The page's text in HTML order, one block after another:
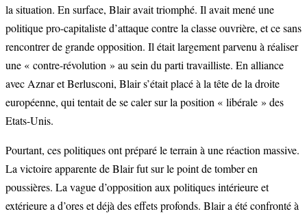
la situation. En surface, Blair avait triomphé. Il avait mené une
politique pro-capitaliste d’attaque contre la classe ouvrière, et ce sans
rencontrer de grande opposition. Il était largement parvenu à réaliser
une « contre-révolution » au sein du parti travailliste. En alliance
avec Aznar et Berlusconi, Blair s’était placé à la tête de la droite
européenne, qui tentait de se caler sur la position « libérale » des
Etats-Unis.
Pourtant, ces politiques ont préparé le terrain à une réaction massive.
La victoire apparente de Blair fut sur le point de tomber en
poussières. La vague d’opposition aux politiques intérieure et
extérieure a d’ores et déjà des effets profonds. Blair a été confronté à